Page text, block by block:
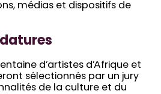
médias et dispositifs de
d’artistes d’Afrique et
sélectionnés par un jury
de la culture et du